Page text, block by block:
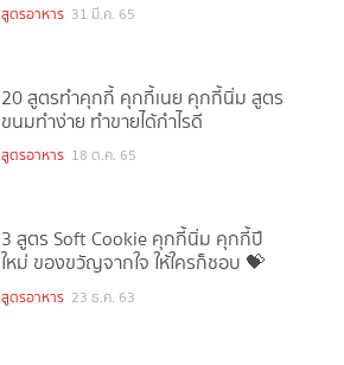
สูตรอาหาร 31 มี.ค. 65
20 สูตรทำคุกกี้ คุกกี้เนย คุกกี้นิ่ม สูตร
ขนมทำง่าย ทำขายได้กำไรดี
สูตรอาหาร 18 ต.ค. 65
3 สูตร Soft Cookie คุกกี้นิ่ม คุกกี้ปี
ใหม่ ของขวัญจากใจ ให้ใครก็ชอบ 💝
สูตรอาหาร 23 ธ.ค. 63